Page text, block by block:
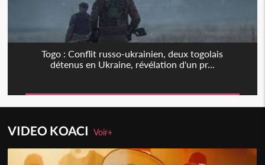
Togo : Conflit russo-ukrainien, deux togolais
détenus en Ukraine, révélation d'un pr...
VIDEO KOACIVoir+